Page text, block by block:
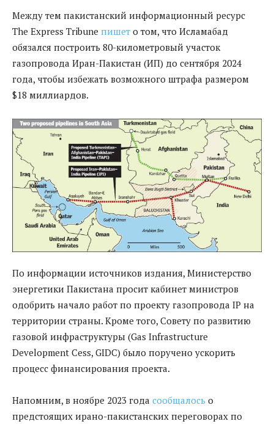
Между тем пакистанский информационный ресурс
The Express Tribune пишет о том, что Исламабад
обязался построить 80-километровый участок
газопровода Иран-Пакистан (ИП) до сентября 2024
года, чтобы избежать возможного штрафа размером
$18 миллиардов.
По информации источников издания, Министерство
энергетики Пакистана просит кабинет министров
одобрить начало работ по проекту газопровода IP на
территории страны. Кроме того, Совету по развитию
газовой инфраструктуры (Gas Infrastructure
Development Cess, GIDC) было поручено ускорить
процесс финансирования проекта.
Напомним, в ноябре 2023 года сообщалось о
предстоящих ирано-пакистанских переговорах по